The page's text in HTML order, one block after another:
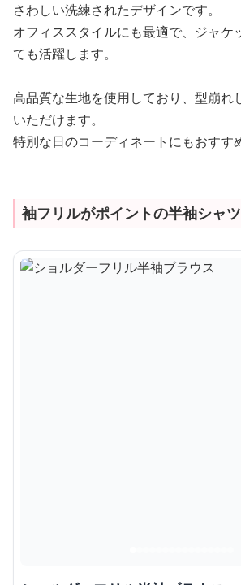
さわしい洗練されたデザインです。
オフィススタイルにも最適で、ジャケ
ても活躍します。
高品質な生地を使用しており、型崩れ
いただけます。
特別な日のコーディネートにもおすす
袖フリルがポイントの半袖シャツ